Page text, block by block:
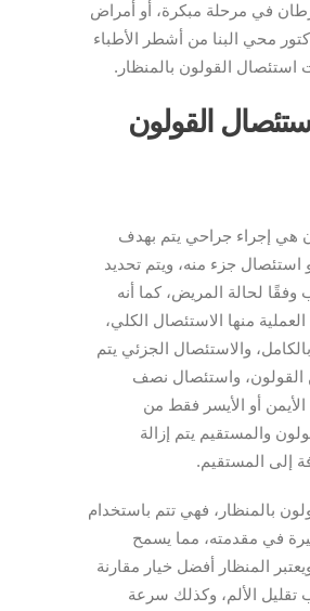
في مرحلة مبكرة، أو أمراض
دكتور محي البنا من أشطر الأطباء
القولون بالمنظار.
القولون
هي إجراء جراحي يتم بهدف
استئصال جزء منه، ويتم تحديد
لحالة المريض، كما أنه
منها الاستئصال الكلي،
والاستئصال الجزئي يتم
واستئصال نصف
الأيمن أو الأيسر فقط من
والمستقيم يتم إزالة
إلى المستقيم.
بالمنظار، فهي تتم باستخدام
في مقدمته، مما يسمح
المنظار أفضل خيار مقارنة
تقليل الألم، وكذلك سرعة